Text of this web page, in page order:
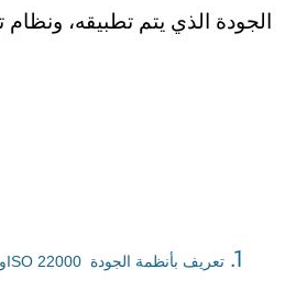
الجودة الذي يتم تطبيقه، ونظام
تعريف بأنظمة الجودة ISO 22000و